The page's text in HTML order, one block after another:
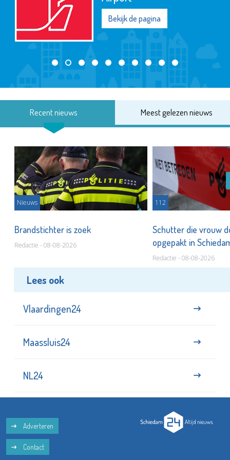
Bekijk de pagina
Recent nieuws Meest gelezen nieuws
Nieuws
Brandstichter is zoek
Redactie - 08-08-2026
112
Schutter die vrouw
opgepakt in
Redactie - 08-08-2026
Lees ook
Vlaardingen24
Maassluis24
NL24
Adverteren
Contact